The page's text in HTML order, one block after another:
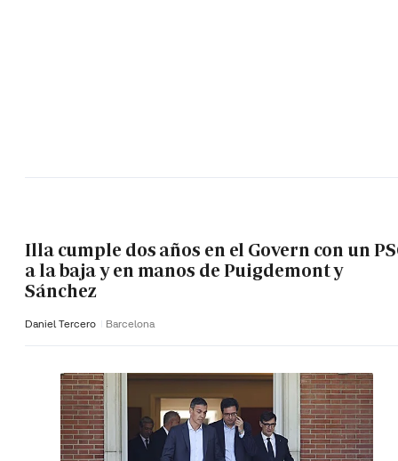
Illa cumple dos años en el Govern con un
a la baja y en manos de Puigdemont y
Sánchez
Daniel Tercero Barcelona